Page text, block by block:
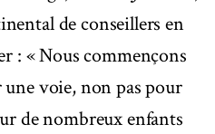
de conseillers en
: « Nous commençons
voie, non pas pour
de nombreux enfants